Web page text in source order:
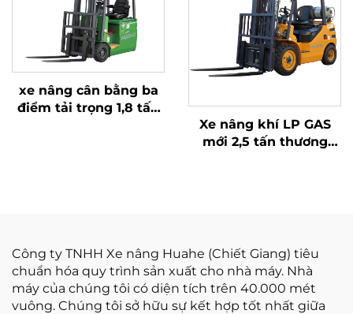
xe nâng cân bằng ba
điểm tải trọng 1,8 tấn
Xe nâng khí LP GAS
mới 2,5 tấn thương
Công ty TNHH Xe nâng Huahe (Chiết Giang) tiêu
chuẩn hóa quy trình sản xuất cho nhà máy. Nhà
máy của chúng tôi có diện tích trên 40.000 mét
vuông. Chúng tôi sở hữu sự kết hợp tốt nhất giữa